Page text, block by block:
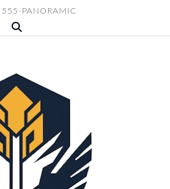
555-PANORAMIC